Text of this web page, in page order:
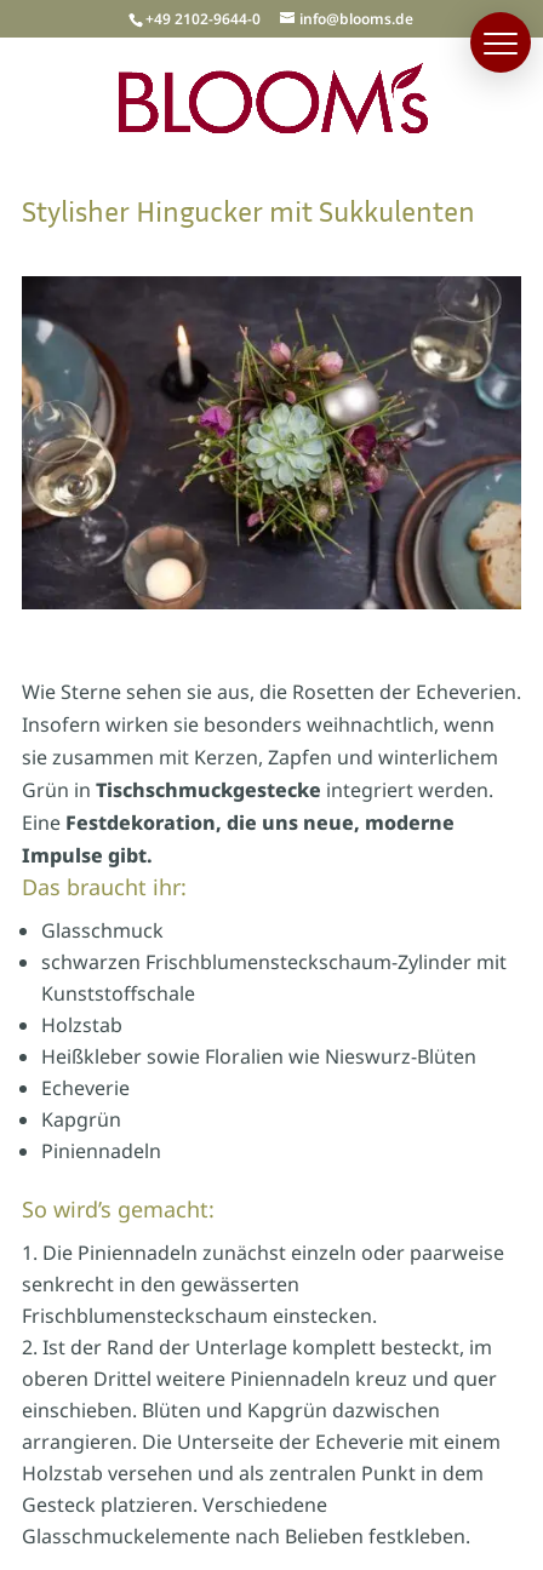
+49 2102-9644-0 info@blooms.de
Stylisher Hingucker mit Sukkulenten
Wie Sterne sehen sie aus, die Rosetten der Echeverien.
Insofern wirken sie besonders weihnachtlich, wenn
sie zusammen mit Kerzen, Zapfen und winterlichem
Grün in Tischschmuckgestecke integriert werden.
Eine Festdekoration, die uns neue, moderne
Impulse gibt.
Das braucht ihr:
Glasschmuck
schwarzen Frischblumensteckschaum-Zylinder mit
Kunststoffschale
Holzstab
Heißkleber sowie Floralien wie Nieswurz-Blüten
Echeverie
Kapgrün
Piniennadeln
So wird’s gemacht:
Die Piniennadeln zunächst einzeln oder paarweise
senkrecht in den gewässerten
Frischblumensteckschaum einstecken.
Ist der Rand der Unterlage komplett besteckt, im
oberen Drittel weitere Piniennadeln kreuz und quer
einschieben. Blüten und Kapgrün dazwischen
arrangieren. Die Unterseite der Echeverie mit einem
Holzstab versehen und als zentralen Punkt in dem
Gesteck platzieren. Verschiedene
Glasschmuckelemente nach Belieben festkleben.